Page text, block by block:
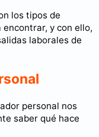
los tipos de
y con ello,
laborales de
personal nos
saber qué hace